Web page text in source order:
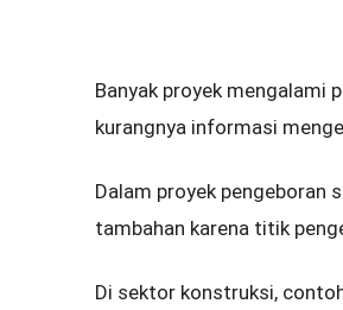
Banyak proyek mengalami
kurangnya informasi
Dalam proyek pengeboran
tambahan karena titik
Di sektor konstruksi,